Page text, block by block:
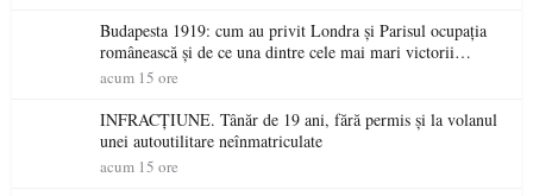
Budapesta 1919: cum au privit Londra și Parisul ocupația
românească și de ce una dintre cele mai mari victorii
militare ale României a devenit o controversă diplomatică
acum 15 ore
INFRACȚIUNE. Tânăr de 19 ani, fără permis și la volanul
unei autoutilitare neînmatriculate
acum 15 ore